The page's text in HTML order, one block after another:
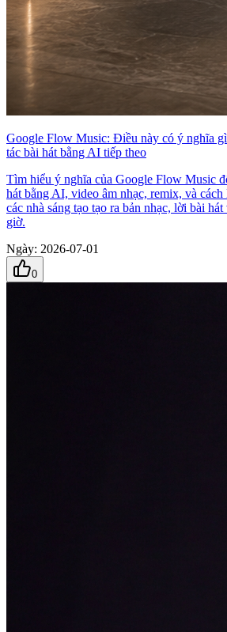
Google Flow Music: Điều này có ý nghĩa
tác bài hát bằng AI tiếp theo
Tìm hiểu ý nghĩa của Google Flow Music
hát bằng AI, video âm nhạc, remix, và
các nhà sáng tạo tạo ra bản nhạc, lời bài
giờ.
Ngày: 2026-07-01
0